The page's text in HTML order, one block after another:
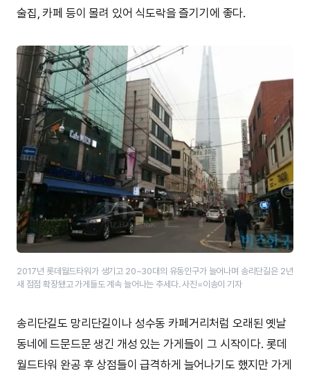
술집, 카페 등이 몰려 있어 식도락을 즐기기에 좋다.
2017년 롯데월드타워가 생기고 20~30대의 유동인구가 늘어나며 송리단길은 2년
새 점점 확장됐고 가게들도 계속 늘어나는 추세다. 사진=이송이 기자
송리단길도 망리단길이나 성수동 카페거리처럼 오래된 옛날
동네에 드문드문 생긴 개성 있는 가게들이 그 시작이다. 롯데
월드타워 완공 후 상점들이 급격하게 늘어나기도 했지만 가게